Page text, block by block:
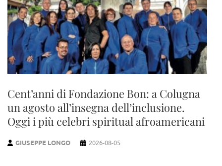
Cent’anni di Fondazione Bon: a Colugna
un agosto all’insegna dell’inclusione.
Oggi i più celebri spiritual afroamericani
GIUSEPPE LONGO 2026-08-05